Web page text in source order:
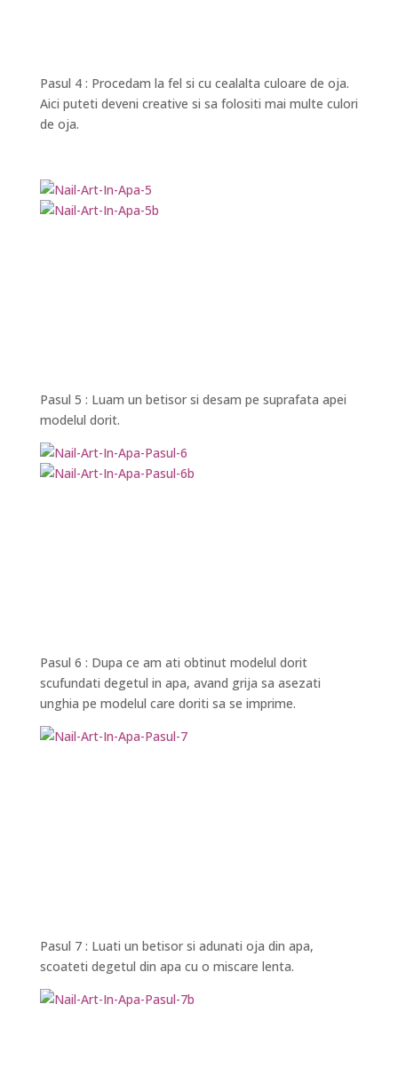
Pasul 4 : Procedam la fel si cu cealalta culoare de oja.
Aici puteti deveni creative si sa folositi mai multe culori
de oja.
Pasul 5 : Luam un betisor si desam pe suprafata apei
modelul dorit.
Pasul 6 : Dupa ce am ati obtinut modelul dorit
scufundati degetul in apa, avand grija sa asezati
unghia pe modelul care doriti sa se imprime.
Pasul 7 : Luati un betisor si adunati oja din apa,
scoateti degetul din apa cu o miscare lenta.